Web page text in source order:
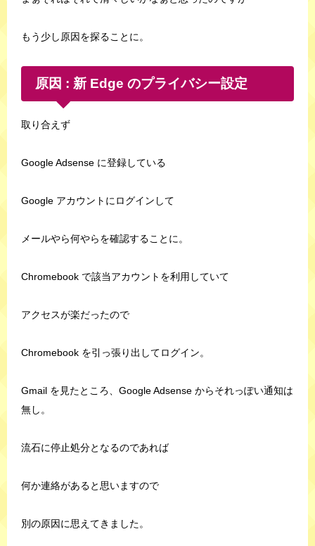
もう少し原因を探ることに。
原因 : 新 Edge のプライバシー設定
取り合えず
Google Adsense に登録している
Google アカウントにログインして
メールやら何やらを確認することに。
Chromebook で該当アカウントを利用していて
アクセスが楽だったので
Chromebook を引っ張り出してログイン。
Gmail を見たところ、Google Adsense からそれっぽい通知は
無し。
流石に停止処分となるのであれば
何か連絡があると思いますので
別の原因に思えてきました。